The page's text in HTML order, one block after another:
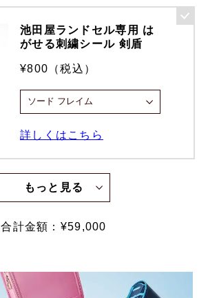
池田屋ランドセル専用 は
がせる刺繍シール 剣盾
¥800（税込）
詳しくはこちら
もっと見る
合計金額：¥59,000